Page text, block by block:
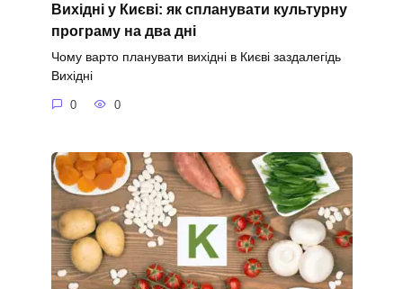
Вихідні у Києві: як спланувати культурну
програму на два дні
Чому варто планувати вихідні в Києві заздалегідь
Вихідні
0 0